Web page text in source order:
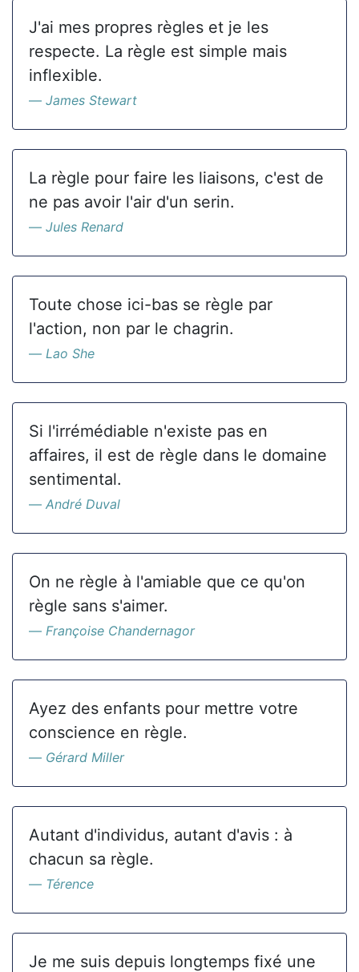
J'ai mes propres règles et je les
respecte. La règle est simple mais
inflexible.
James Stewart
La règle pour faire les liaisons, c'est de
ne pas avoir l'air d'un serin.
Jules Renard
Toute chose ici-bas se règle par
l'action, non par le chagrin.
Lao She
Si l'irrémédiable n'existe pas en
affaires, il est de règle dans le domaine
sentimental.
André Duval
On ne règle à l'amiable que ce qu'on
règle sans s'aimer.
Françoise Chandernagor
Ayez des enfants pour mettre votre
conscience en règle.
Gérard Miller
Autant d'individus, autant d'avis : à
chacun sa règle.
Térence
Je me suis depuis longtemps fixé une